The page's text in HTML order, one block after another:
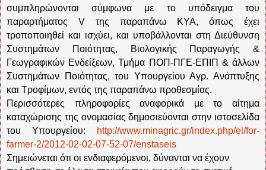
συμπληρώνονται σύμφωνα με το υπόδειγμα του
παραρτήματος Vτης παραπάνω ΚΥΑ, όπως έχει
τροποποιηθεί και ισχύει, και υποβάλλονται στη Διεύθυνση
Συστημάτων Ποιότητας, Βιολογικής Παραγωγής &
Γεωγραφικών Ενδείξεων, Τμήμα ΠΟΠ-ΠΓΕ-ΕΠΙΠ & άλλων
Συστημάτων Ποιότητας, του Υπουργείου Αγρ. Ανάπτυξης
και Τροφίμων, εντός της παραπάνω προθεσμίας.
Περισσότερες πληροφορίες αναφορικά με το αίτημα
καταχώρισης της ονομασίας δημοσιεύονται στην ιστοσελίδα
του Υπουργείου:
http://www.minagric.gr/index.php/el/for-
farmer-2/2012-02-02-07-52-07/enstaseis
Σημειώνεται ότι οι ενδιαφερόμενοι, δύνανται να έχουν